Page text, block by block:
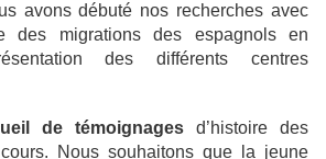
avons débuté nos recherches avec
des migrations des espagnols en
des différents centres
de témoignages d’histoire des
Nous souhaitons que la jeune